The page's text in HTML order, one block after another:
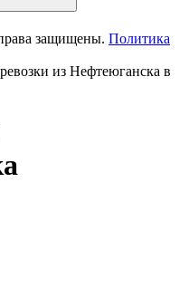
защищены. Политика
из Нефтеюганска в